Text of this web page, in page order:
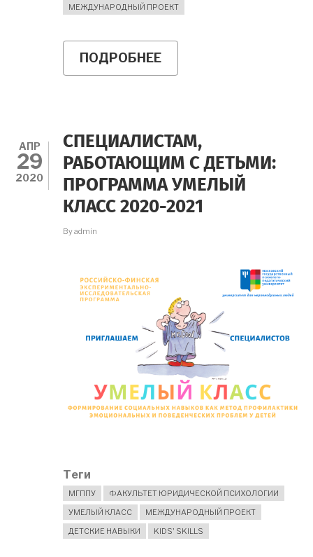
МЕЖДУНАРОДНЫЙ ПРОЕКТ
ПОДРОБНЕЕ
СТУДЕНТУ-
ПРОГРАММУ
УМЕЛЫЙ
КЛАСС
АПР
29
2020
СПЕЦИАЛИСТАМ,
РАБОТАЮЩИМ С ДЕТЬМИ:
ПРОГРАММА УМЕЛЫЙ
КЛАСС 2020-2021
Byadmin
Теги
МГППУ
ФАКУЛЬТЕТ ЮРИДИЧЕСКОЙ ПСИХОЛОГИИ
УМЕЛЫЙ КЛАСС
МЕЖДУНАРОДНЫЙ ПРОЕКТ
ДЕТСКИЕ НАВЫКИ
KIDS' SKILLS